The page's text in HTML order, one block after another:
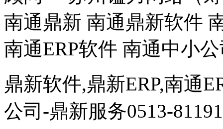
南通鼎新 南通鼎新软件
南通ERP软件 南通中小
鼎新软件,鼎新ERP,南通
公司 -鼎新服务0513-